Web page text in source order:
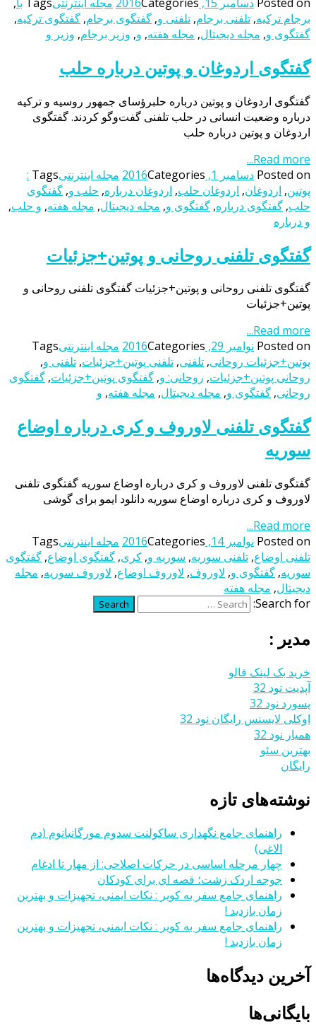
برجام ترکیه, تلفنی برجام, تلفنی و, گفتگوی برجام, گفتگوی ترکیه,
گفتگوی و, مجله دیجیتال, مجله هفته, و, وزیر برجام, وزیر و
گفتگوی اردوغان و پوتین درباره حلب
گفتگوی اردوغان و پوتین درباره حلبرؤسای جمهور روسیه و ترکیه
درباره وضعیت انسانی در حلب تلفنی گفت‌وگو کردند. گفتگوی
اردوغان و پوتین درباره حلب
Read more...
Posted on دسامبر 1, 2016 Categories مجله اینترنتیTags
:
پوتین, اردوغان, اردوغان حلب, اردوغان درباره, حلب و, گفتگوی
حلب, گفتگوی درباره, گفتگوی و, مجله دیجیتال, مجله هفته, و حلب,
و درباره
گفتگوی تلفنی روحانی و پوتین+جزئیات
گفتگوی تلفنی روحانی و پوتین+جزئیات گفتگوی تلفنی روحانی و
پوتین+جزئیات
Read more...
Posted on نوامبر 29, 2016 Categories مجله اینترنتیTags
پوتین+جزئیات روحانی, تلفنی, تلفنی پوتین+جزئیات, تلفنی و,
روحانی پوتین+جزئیات, روحانی: و, گفتگوی پوتین+جزئیات, گفتگوی
روحانی, گفتگوی و, مجله دیجیتال, مجله هفته, و
گفتگوی تلفنی لاوروف و کری درباره اوضاع
سوریه
گفتگوی تلفنی لاوروف و کری درباره اوضاع سوریه گفتگوی تلفنی
لاوروف و کری درباره اوضاع سوریه دانلود ایمو برای گوشی
Read more...
Posted on نوامبر 14, 2016 Categories مجله اینترنتیTags
تلفنی اوضاع, تلفنی سوریه, سوریه و, کری, گفتگوی اوضاع, گفتگوی
سوریه, گفتگوی و, لاوروف, لاوروف اوضاع, لاوروف سوریه, مجله
دیجیتال, مجله هفته
Search for:
Search
مدیر :
خرید بک لینک فالو
آپدیت نود 32
پسورد نود 32
اوکلی لایسنس رایگان نود 32
همیار نود 32
بهترین سئو
رایگان
نوشته‌های تازه
راهنمای جامع نگهداری ساکولنت سدوم مورگانیانوم (دم
الاغی)
چهار مرحله اساسی در حرکات اصلاحی: از مهار تا ادغام
جوجه اردک زشت؛ قصه ای برای کودکان
راهنمای جامع سفر به کویر : نکات ایمنی، تجهیزات و بهترین
زمان بازدید !
راهنمای جامع سفر به کویر : نکات ایمنی، تجهیزات و بهترین
زمان بازدید !
آخرین دیدگاه‌ها
بایگانی‌ها